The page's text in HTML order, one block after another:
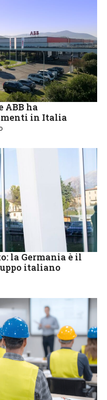
ABB ha
in Italia
la Germania è il
italiano